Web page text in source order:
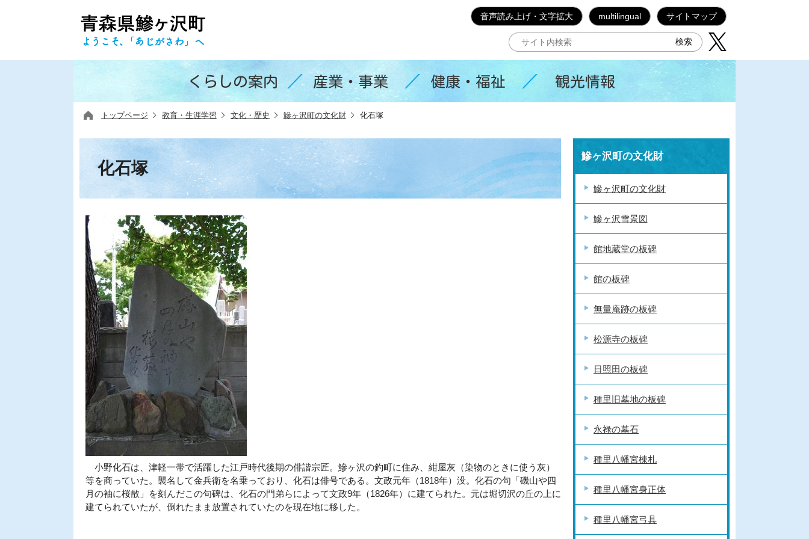
音声読み上げ・文字拡大 multilingual サイトマップ
くらしの案内 産業・事業 健康・福祉 観光情報
トップページ 教育・生涯学習 文化・歴史 鰺ヶ沢町の文化財 化石塚
化石塚
小野化石は、津軽一帯で活躍した江戸時代後期の俳諧宗匠。鰺ヶ沢の釣町に住み、紺屋灰（染物のときに使う灰）
等を商っていた。襲名して金兵衛を名乗っており、化石は俳号である。文政元年（1818年）没。化石の句「磯山や四
月の袖に桜散」を刻んだこの句碑は、化石の門弟らによって文政9年（1826年）に建てられた。元は堀切沢の丘の上に
建てられていたが、倒れたまま放置されていたのを現在地に移した。
鰺ヶ沢町の文化財
鰺ヶ沢町の文化財
鰺ヶ沢雪景図
館地蔵堂の板碑
館の板碑
無量庵跡の板碑
松源寺の板碑
日照田の板碑
種里旧墓地の板碑
永禄の墓石
種里八幡宮棟札
種里八幡宮身正体
種里八幡宮弓具